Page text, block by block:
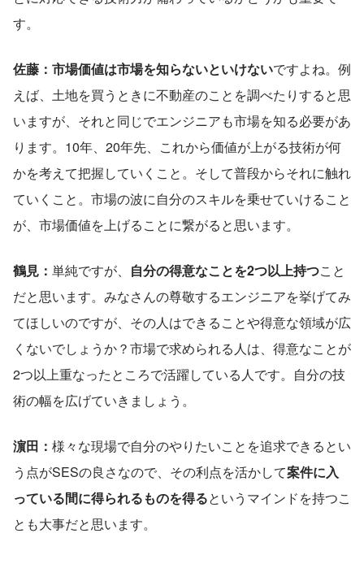
す。
佐藤：市場価値は市場を知らないといけないですよね。例
えば、土地を買うときに不動産のことを調べたりすると思
いますが、それと同じでエンジニアも市場を知る必要があ
ります。10年、20年先、これから価値が上がる技術が何
かを考えて把握していくこと。そして普段からそれに触れ
ていくこと。市場の波に自分のスキルを乗せていけること
が、市場価値を上げることに繋がると思います。
鶴見： 単純ですが、 自分の得意なことを2つ以上持つこと
だと思います。みなさんの尊敬するエンジニアを挙げてみ
てほしいのですが、その人はできることや得意な領域が広
くないでしょうか？市場で求められる人は、得意なことが
2つ以上重なったところで活躍している人です。自分の技
術の幅を広げていきましょう。
濵田： 様々な現場で自分のやりたいことを追求できるとい
う点がSESの良さなので、その利点を活かして案件に入
っている間に得られるものを得るというマインドを持つこ
とも大事だと思います。